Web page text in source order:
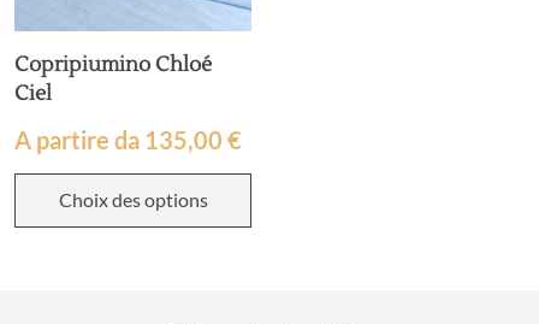
Copripiumino Chloé
Ciel
A partire da 135,00 €
Choix des options